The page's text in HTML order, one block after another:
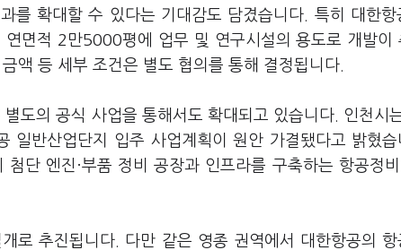
를 확대할 수 있다는 기대감도 담겼습니다. 특히 대한항
면적 2만5000평에 업무 및 연구시설의 용도로 개발이
액 등 세부 조건은 별도 협의를 통해 결정됩니다.
도의 공식 사업을 통해서도 확대되고 있습니다. 인천시
일반산업단지 입주 사업계획이 원안 가결됐다고 밝혔
첨단 엔진·부품 정비 공장과 인프라를 구축하는 항공정
로 추진됩니다. 다만 같은 영종 권역에서 대한항공의 항